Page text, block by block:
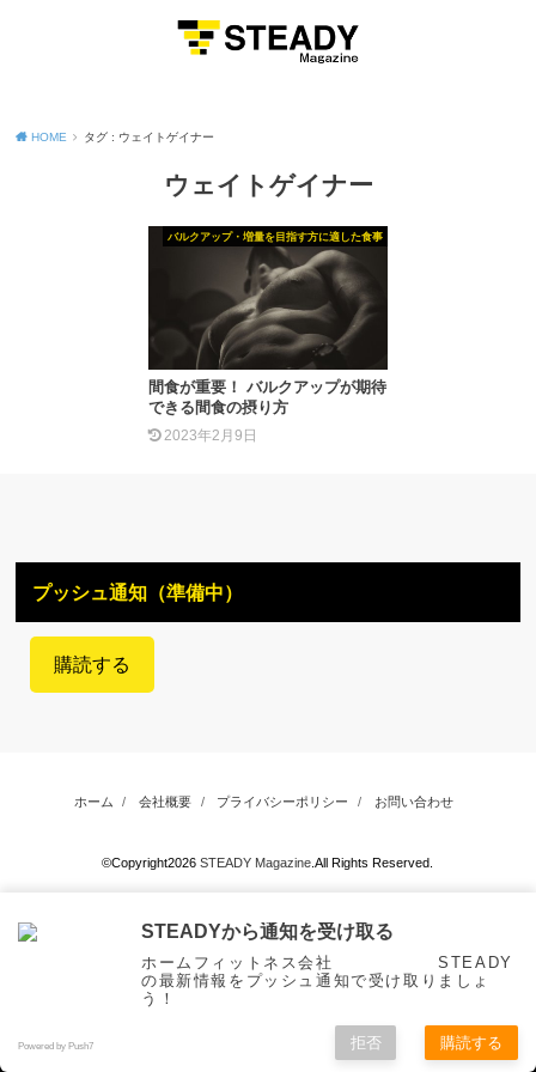
HOME タグ : ウェイトゲイナー
ウェイトゲイナー
バルクアップ・増量を目指す方に適した食事
間食が重要！ バルクアップが期待
できる間食の摂り方
2023年2月9日
プッシュ通知（準備中）
購読する
ホーム 会社概要 プライバシーポリシー お問い合わせ
©Copyright2026STEADY Magazine .All Rights Reserved.
STEADYから通知を受け取る
ホームフィットネス会社 STEADY
の最新情報をプッシュ通知で受け取りましょ
う！
Powered by Push7 拒否 購読する